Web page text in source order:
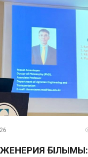
ҒЫЛЫМЫ: